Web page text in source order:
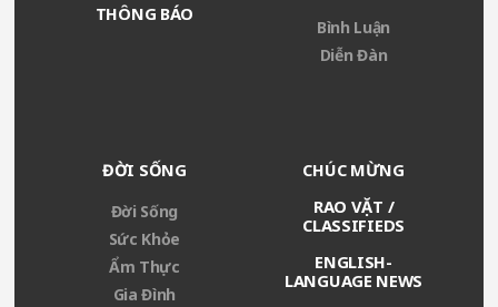
THÔNG BÁO
Bình Luận
Diễn Đàn
ĐỜI SỐNG
Đời Sống
Sức Khỏe
Ẩm Thực
Gia Đình
CHÚC MỪNG
RAO VẶT /
CLASSIFIEDS
ENGLISH-
LANGUAGE NEWS